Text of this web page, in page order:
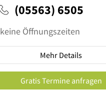
(05563) 6505
keine Öffnungszeiten
Mehr Details
Gratis Termine anfragen